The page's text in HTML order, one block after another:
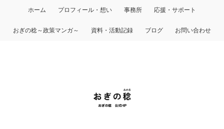
ホーム プロフィール・想い 事務所 応援・サポート
おぎの稔～政策マンガ～ 資料・活動記録 ブログ お問い合わせ